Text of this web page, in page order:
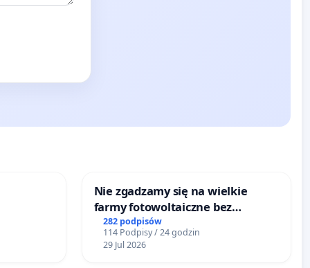
Nie zgadzamy się na wielkie
farmy fotowoltaiczne bez
rzetelnych analiz i akceptacji
mieszkańców
282 podpisów
114 Podpisy / 24 godzin
29 Jul 2026